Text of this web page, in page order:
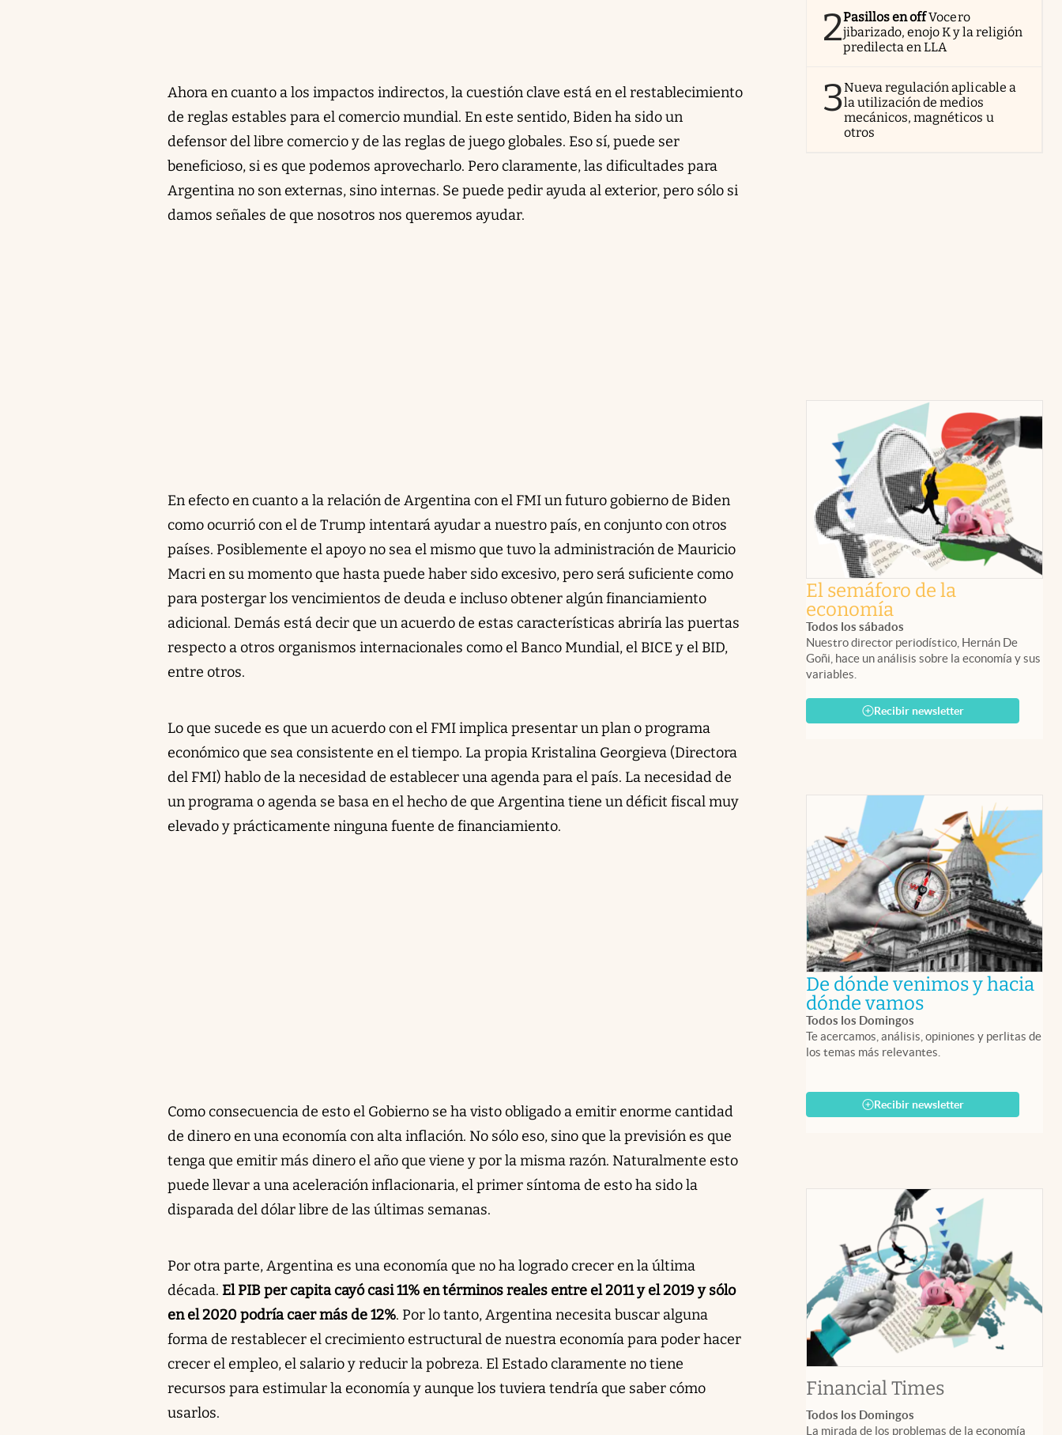
Ahora en cuanto a los impactos indirectos, la cuestión clave está en el restablecimiento
de reglas estables para el comercio mundial. En este sentido, Biden ha sido un
defensor del libre comercio y de las reglas de juego globales. Eso sí, puede ser
beneficioso, si es que podemos aprovecharlo. Pero claramente, las dificultades para
Argentina no son externas, sino internas. Se puede pedir ayuda al exterior, pero sólo si
damos señales de que nosotros nos queremos ayudar.
En efecto en cuanto a la relación de Argentina con el FMI un futuro gobierno de Biden
como ocurrió con el de Trump intentará ayudar a nuestro país, en conjunto con otros
países. Posiblemente el apoyo no sea el mismo que tuvo la administración de Mauricio
Macri en su momento que hasta puede haber sido excesivo, pero será suficiente como
para postergar los vencimientos de deuda e incluso obtener algún financiamiento
adicional. Demás está decir que un acuerdo de estas características abriría las puertas
respecto a otros organismos internacionales como el Banco Mundial, el BICE y el BID,
entre otros.
Lo que sucede es que un acuerdo con el FMI implica presentar un plan o programa
económico que sea consistente en el tiempo. La propia Kristalina Georgieva (Directora
del FMI) hablo de la necesidad de establecer una agenda para el país. La necesidad de
un programa o agenda se basa en el hecho de que Argentina tiene un déficit fiscal muy
elevado y prácticamente ninguna fuente de financiamiento.
Como consecuencia de esto el Gobierno se ha visto obligado a emitir enorme cantidad
de dinero en una economía con alta inflación. No sólo eso, sino que la previsión es que
tenga que emitir más dinero el año que viene y por la misma razón. Naturalmente esto
puede llevar a una aceleración inflacionaria, el primer síntoma de esto ha sido la
disparada del dólar libre de las últimas semanas.
Por otra parte, Argentina es una economía que no ha logrado crecer en la última
década. El PIB per capita cayó casi 11% en términos reales entre el 2011 y el 2019 y sólo
en el 2020 podría caer más de 12%. Por lo tanto, Argentina necesita buscar alguna
forma de restablecer el crecimiento estructural de nuestra economía para poder hacer
crecer el empleo, el salario y reducir la pobreza. El Estado claramente no tiene
recursos para estimular la economía y aunque los tuviera tendría que saber cómo
usarlos.
2Pasillos en offVocero
jibarizado, enojo K y la religión
predilecta en LLA
3Nueva regulación aplicable a
la utilización de medios
mecánicos, magnéticos u
otros
El semáforo de la
economía
Todos los sábados
Nuestro director periodístico, Hernán De
Goñi, hace un análisis sobre la economía y sus
variables.
Recibir newsletter
De dónde venimos y hacia
dónde vamosabre en nueva
Todos los Domingos
Te acercamos, análisis, opiniones y perlitas de
los temas más relevantes.
Recibir newsletter
Financial Timesabre en
Todos los Domingos
La mirada de los problemas de la economía